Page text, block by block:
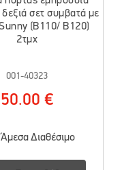
σετ συμβατά με
(B110/ B120)
2τμχ
001-40323
50.00 €
Άμεσα Διαθέσιμο